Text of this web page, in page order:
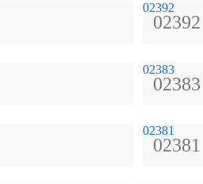
02392
02392
02383
02383
02381
02381